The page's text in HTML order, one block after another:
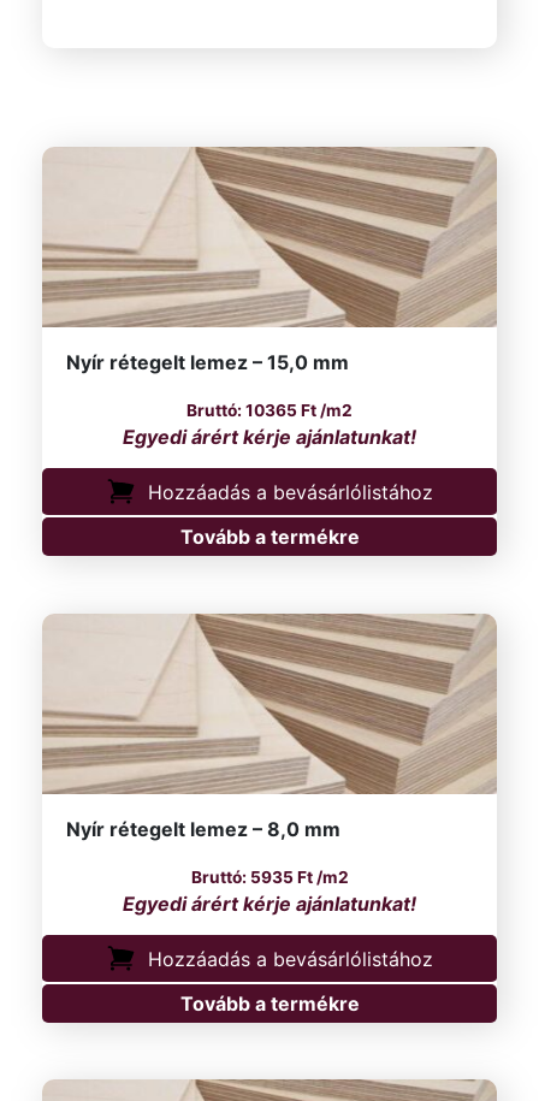
Nyír rétegelt lemez – 15,0 mm
10365Ft /m2
Hozzáadás a bevásárlólistához
Tovább a termékre
Nyír rétegelt lemez – 8,0 mm
5935Ft/m2
Hozzáadás a bevásárlólistához
Tovább a termékre